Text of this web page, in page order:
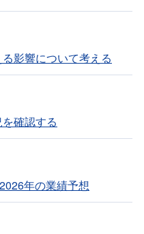
影響について考える
確認する
年の業績予想